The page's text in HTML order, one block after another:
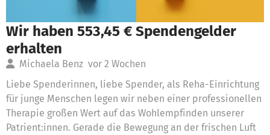
Wir haben 553,45 € Spendengelder
erhalten
Michaela Benz vor 2 Wochen
Liebe Spenderinnen, liebe Spender, als Reha-Einrichtung
für junge Menschen legen wir neben einer professionellen
Therapie großen Wert auf das Wohlempfinden unserer
Patrient:innen. Gerade die Bewegung an der frischen Luft